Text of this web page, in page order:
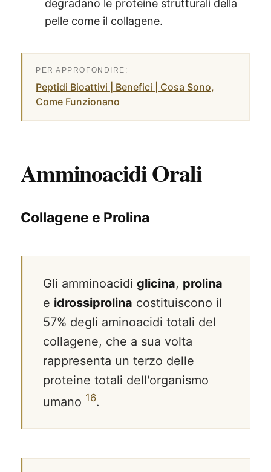
degradano le proteine strutturali della
pelle come il collagene.
Peptidi Bioattivi | Benefici | Cosa Sono,
Come Funzionano
Amminoacidi Orali
Collagene e Prolina
Gli amminoacidi glicina, prolina
e idrossiprolina costituiscono il
57% degli aminoacidi totali del
collagene, che a sua volta
rappresenta un terzo delle
proteine totali dell'organismo
umano 16.